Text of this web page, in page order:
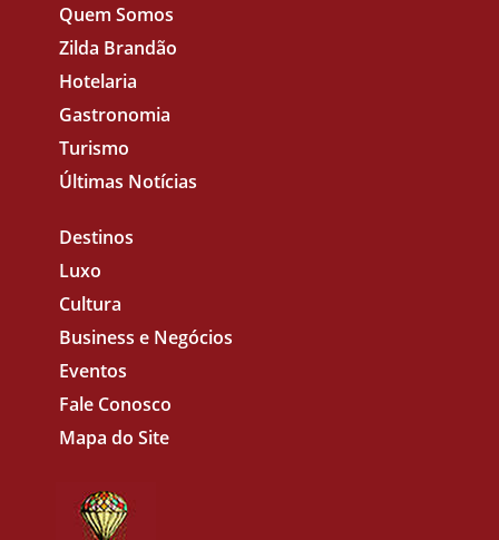
Quem Somos
Zilda Brandão
Hotelaria
Gastronomia
Turismo
Últimas Notícias
Destinos
Luxo
Cultura
Business e Negócios
Eventos
Fale Conosco
Mapa do Site